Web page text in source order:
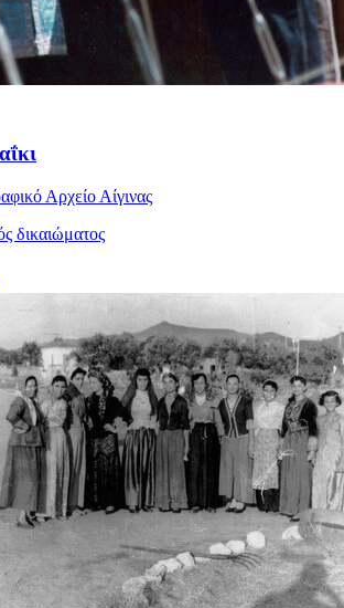
Αρχείο Αίγινας
δικαιώματος